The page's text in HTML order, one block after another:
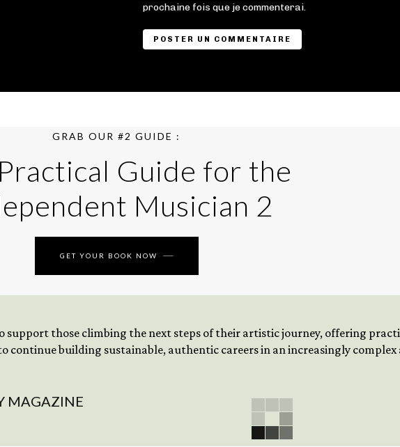
prochaine fois que je commenterai.
GRAB OUR #2 GUIDE :
Guide for the
Musician 2
GET YOUR BOOK NOW
support those climbing the next steps of their artistic journey, offering
continue building sustainable, authentic careers in an increasingly
MAGAZINE